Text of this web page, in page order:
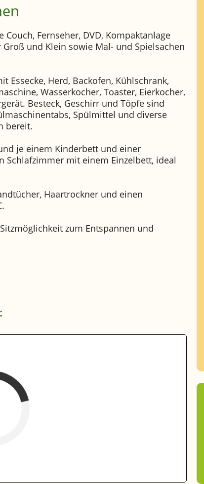
Fernseher, DVD, Kompaktanlage
und Klein sowie Mal- und Spielsachen
Essecke, Herd, Backofen, Kühlschrank,
Wasserkocher, Toaster, Eierkocher,
Besteck, Geschirr und Töpfe sind
Spülmittel und diverse
bereit.
je einem Kinderbett und einer
Schlafzimmer mit einem Einzelbett, ideal
Haartrockner und einen
zum Entspannen und